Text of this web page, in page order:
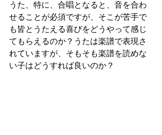
うた、特に、合唱となると、音を合わ
せることが必須ですが、そこが苦手で
も皆とうたえる喜びをどうやって感じ
てもらえるのか？うたは楽譜で表現さ
れていますが、そもそも楽譜を読めな
い子はどうすれば良いのか？